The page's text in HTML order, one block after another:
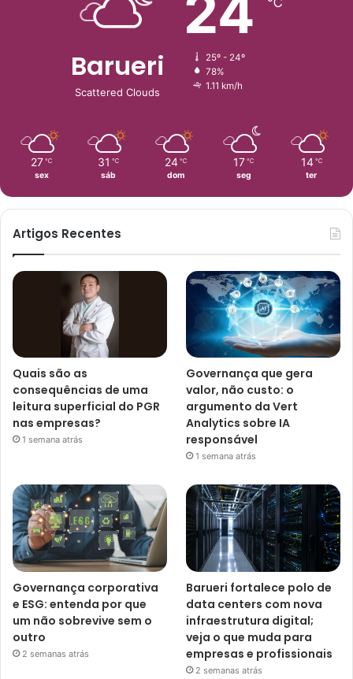
Barueri
Scattered Clouds
25º - 24º
78%
1.11 km/h
27 ℃
sex
31 ℃
sáb
24 ℃
dom
17 ℃
seg
14 ℃
ter
Artigos Recentes
Quais são as
consequências de uma
leitura superficial do PGR
nas empresas?
1 semana atrás
Governança que gera
valor, não custo: o
argumento da Vert
Analytics sobre IA
responsável
1 semana atrás
Governança corporativa
e ESG: entenda por que
um não sobrevive sem o
outro
2 semanas atrás
Barueri fortalece polo de
data centers com nova
infraestrutura digital;
veja o que muda para
empresas e profissionais
2 semanas atrás